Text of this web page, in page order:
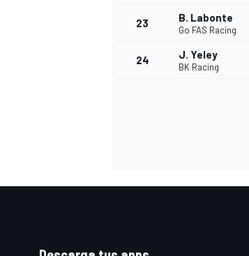
23 B. Labonte
Go FAS Racing
24 J. Yeley
BK Racing